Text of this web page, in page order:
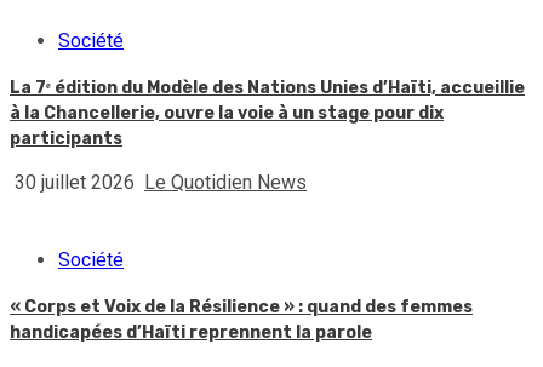
Société
La 7ᵉ édition du Modèle des Nations Unies d’Haïti, accueillie
à la Chancellerie, ouvre la voie à un stage pour dix
participants
30 juillet 2026 Le Quotidien News
Société
« Corps et Voix de la Résilience » : quand des femmes
handicapées d’Haïti reprennent la parole